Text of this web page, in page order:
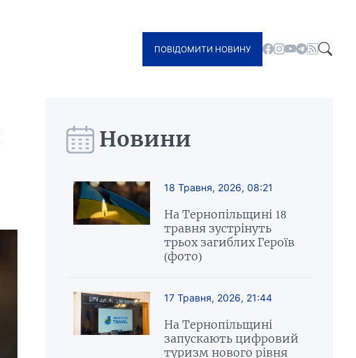
ПОВІДОМИТИ НОВИНУ
Новини
18 Травня, 2026, 08:21
На Тернопільщині 18
травня зустрінуть
трьох загиблих Героїв
(фото)
17 Травня, 2026, 21:44
На Тернопільщині
запускають цифровий
туризм нового рівня